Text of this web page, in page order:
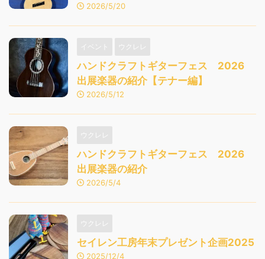
2026/5/20
イベント ウクレレ
ハンドクラフトギターフェス 2026
出展楽器の紹介【テナー編】
2026/5/12
ウクレレ
ハンドクラフトギターフェス 2026
出展楽器の紹介
2026/5/4
ウクレレ
セイレン工房年末プレゼント企画2025
2025/12/4